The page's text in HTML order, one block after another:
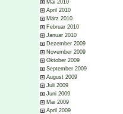
Mai 2010
April 2010
März 2010
Februar 2010
Januar 2010
Dezember 2009
November 2009
Oktober 2009
September 2009
August 2009
Juli 2009
Juni 2009
Mai 2009
April 2009